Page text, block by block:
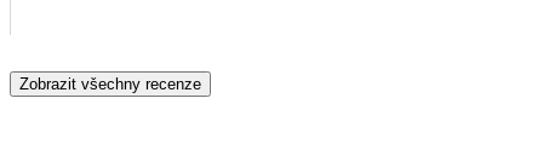
Zobrazit všechny recenze